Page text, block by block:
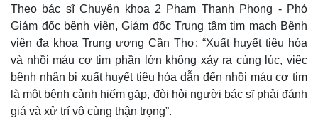
Theo bác sĩ Chuyên khoa 2 Phạm Thanh Phong - Phó
Giám đốc bệnh viện, Giám đốc Trung tâm tim mạch Bệnh
viện đa khoa Trung ương Cần Thơ: “Xuất huyết tiêu hóa
và nhồi máu cơ tim phần lớn không xảy ra cùng lúc, việc
bệnh nhân bị xuất huyết tiêu hóa dẫn đến nhồi máu cơ tim
là một bệnh cảnh hiếm gặp, đòi hỏi người bác sĩ phải đánh
giá và xử trí vô cùng thận trọng”.